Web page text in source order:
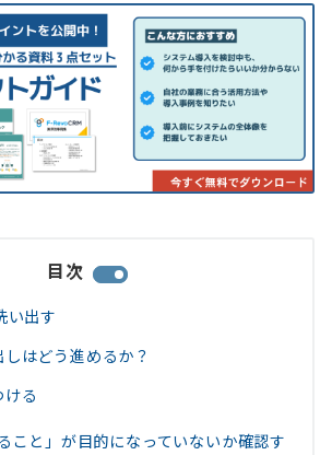
目次
い出す
はどう進めるか？
る
こと」が目的になっていないか確認す